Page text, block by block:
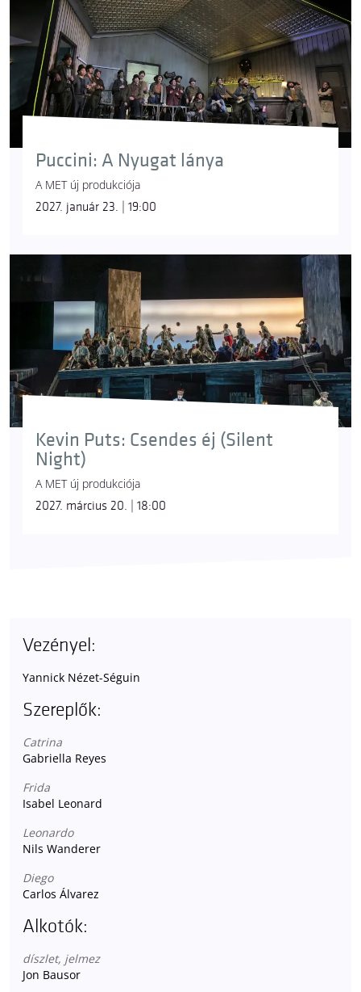
Puccini: A Nyugat lánya
A MET új produkciója
2027. január 23. | 19:00
Kevin Puts: Csendes éj (Silent
Night)
A MET új produkciója
2027. március 20. | 18:00
Vezényel:
Yannick Nézet-Séguin
Szereplők:
Catrina
Gabriella Reyes
Frida
Isabel Leonard
Leonardo
Nils Wanderer
Diego
Carlos Álvarez
Alkotók:
díszlet, jelmez
Jon Bausor